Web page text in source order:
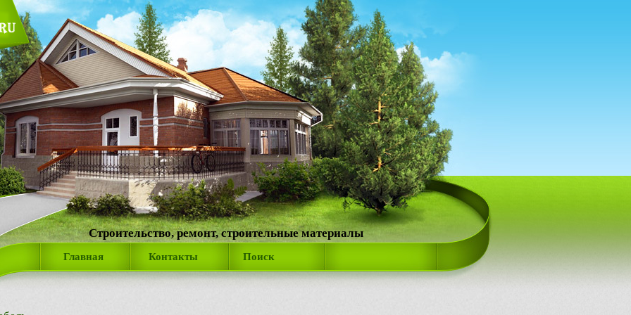
Строительство, ремонт, строительные материалы
Главная Контакты Поиск